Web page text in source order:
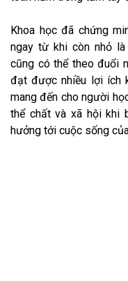
Khoa học đã chứng
ngay từ khi còn nhỏ
cũng có thể theo đuổi
đạt được nhiều lợi ích
mang đến cho người
thể chất và xã hội khi
hưởng tới cuộc sống